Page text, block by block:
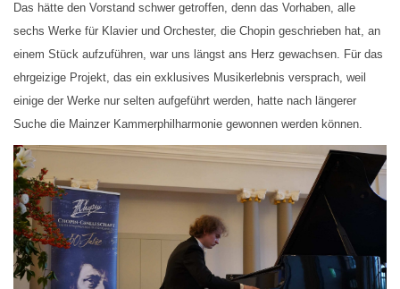
Das hätte den Vorstand schwer getroffen, denn das Vorhaben, alle
sechs Werke für Klavier und Orchester, die Chopin geschrieben hat, an
einem Stück aufzuführen, war uns längst ans Herz gewachsen. Für das
ehrgeizige Projekt, das ein exklusives Musikerlebnis versprach, weil
einige der Werke nur selten aufgeführt werden, hatte nach längerer
Suche die Mainzer Kammerphilharmonie gewonnen werden können.